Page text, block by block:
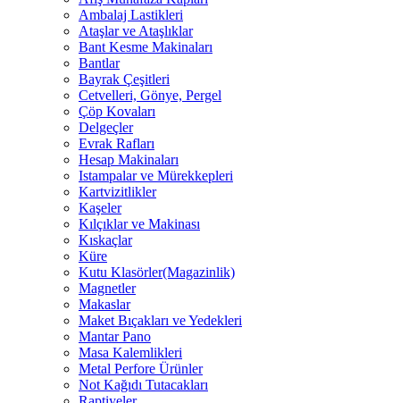
Ambalaj Lastikleri
Ataşlar ve Ataşlıklar
Bant Kesme Makinaları
Bantlar
Bayrak Çeşitleri
Cetvelleri, Gönye, Pergel
Çöp Kovaları
Delgeçler
Evrak Rafları
Hesap Makinaları
Istampalar ve Mürekkepleri
Kartvizitlikler
Kaşeler
Kılçıklar ve Makinası
Kıskaçlar
Küre
Kutu Klasörler(Magazinlik)
Magnetler
Makaslar
Maket Bıçakları ve Yedekleri
Mantar Pano
Masa Kalemlikleri
Metal Perfore Ürünler
Not Kağıdı Tutacakları